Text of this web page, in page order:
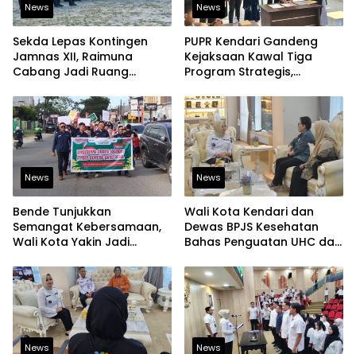
News
Sekda Lepas Kontingen
Jamnas XII, Raimuna
Cabang Jadi Ruang
dan Berjiwa Pemimpin
News
PUPR Kendari Gandeng
Kejaksaan Kawal Tiga
Program Strategis,
Bangun Infrastruktur
Berintegritas
News
Bende Tunjukkan
Semangat Kebersamaan,
Wali Kota Yakin Jadi
Lain
News
Wali Kota Kendari dan
Dewas BPJS Kesehatan
Bahas Penguatan UHC dan
Kesehatan
News News